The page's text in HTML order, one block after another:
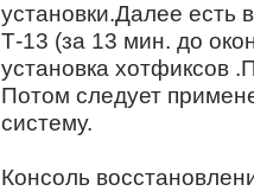
установки.Далее есть
Т-13 (за 13 мин. до
установка хотфиксов
Потом следует
систему.
Консоль